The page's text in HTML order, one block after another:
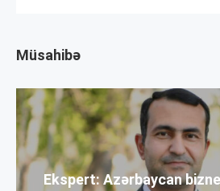
Müsahibə
Ekspert: Azərbaycan